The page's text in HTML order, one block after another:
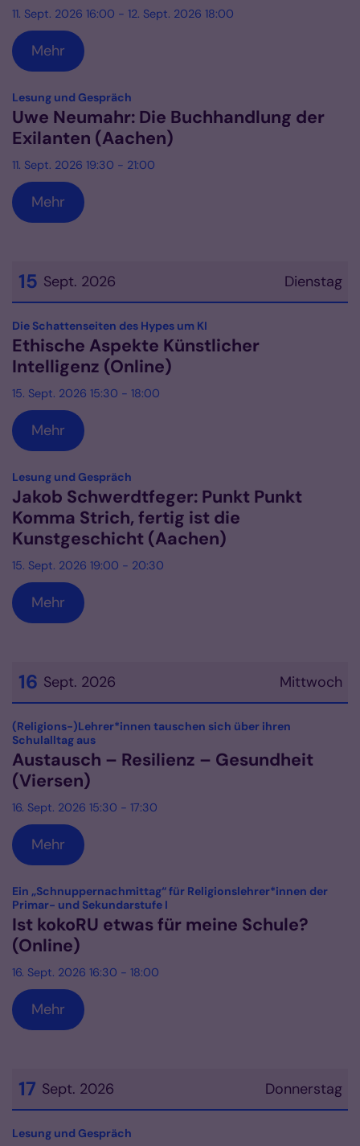
11. Sept. 2026 16:00 - 12. Sept. 2026 18:00
Mehr
Lesung und Gespräch
Uwe Neumahr: Die Buchhandlung der
Exilanten (Aachen)
11. Sept. 2026 19:30 - 21:00
Mehr
Dienstag
15 Sept. 2026
Datum: 15. September 2026
Die Schattenseiten des Hypes um KI
Ethische Aspekte Künstlicher
Intelligenz (Online)
15. Sept. 2026 15:30 - 18:00
Mehr
Lesung und Gespräch
Jakob Schwerdtfeger: Punkt Punkt
Komma Strich, fertig ist die
Kunstgeschicht (Aachen)
15. Sept. 2026 19:00 - 20:30
Mehr
Mittwoch
16 Sept. 2026
Datum: 16. September 2026
(Religions-)Lehrer*innen tauschen sich über ihren
Schulalltag aus:
Austausch – Resilienz – Gesundheit
(Viersen)
16. Sept. 2026 15:30 - 17:30
Mehr
Ein „Schnuppernachmittag“ für Religionslehrer*innen der
Primar- und Sekundarstufe I
Ist kokoRU etwas für meine Schule?
(Online)
16. Sept. 2026 16:30 - 18:00
Mehr
Donnerstag
17 Sept. 2026
Datum: 17. September 2026
Lesung und Gespräch